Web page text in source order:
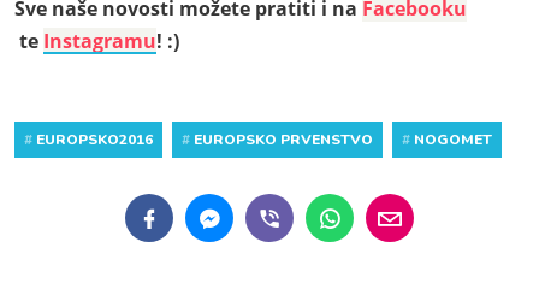
Sve naše novosti možete pratiti i na Facebooku
te Instagramu! :)
# EUROPSKO2016 # EUROPSKO PRVENSTVO # NOGOMET